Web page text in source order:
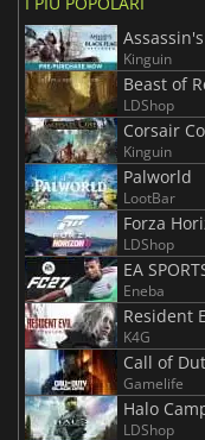
Kinguin
Beast of
LDShop
Corsair
Kinguin
Palworld
LootBar
Forza
LDShop
EA
Eneba
Resident
K4G
Call of
Gamelife
Halo
LDShop